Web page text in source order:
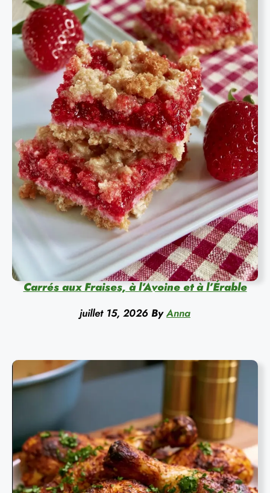
Carrés aux Fraises, à l’Avoine et à l’Érable
juillet 15, 2026 By Anna